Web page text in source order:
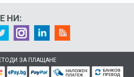
НИ:
ЗА ПЛАЩАНЕ